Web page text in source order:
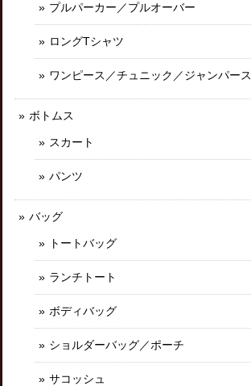
プルパーカー／プルオーバー
ロングTシャツ
ワンピース／チュニック／ジャンパー
ボトムス
スカート
パンツ
バッグ
トートバッグ
ランチトート
ボディバッグ
ショルダーバッグ／ポーチ
サコッシュ